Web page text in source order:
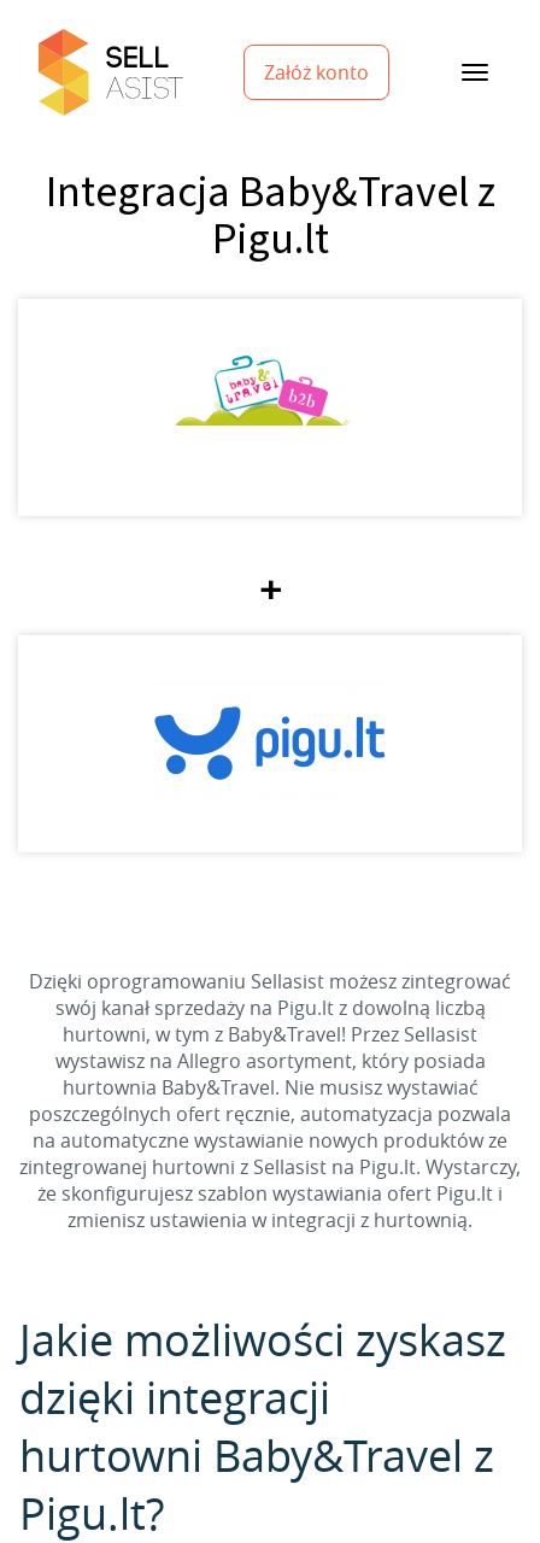
Załóż konto
Integracja Baby&Travel z
Pigu.lt
+
Dzięki oprogramowaniu Sellasist możesz zintegrować
swój kanał sprzedaży na Pigu.lt z dowolną liczbą
hurtowni, w tym z Baby&Travel! Przez Sellasist
wystawisz na Allegro asortyment, który posiada
hurtownia Baby&Travel. Nie musisz wystawiać
poszczególnych ofert ręcznie, automatyzacja pozwala
na automatyczne wystawianie nowych produktów ze
zintegrowanej hurtowni z Sellasist na Pigu.lt. Wystarczy,
że skonfigurujesz szablon wystawiania ofert Pigu.lt i
zmienisz ustawienia w integracji z hurtownią.
Jakie możliwości zyskasz
dzięki integracji
hurtowni Baby&Travel z
Pigu.lt?